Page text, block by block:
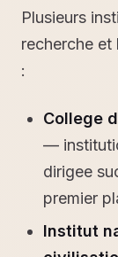
Plusieurs
recherche et
:
College
—
dirigee
premier
Institut